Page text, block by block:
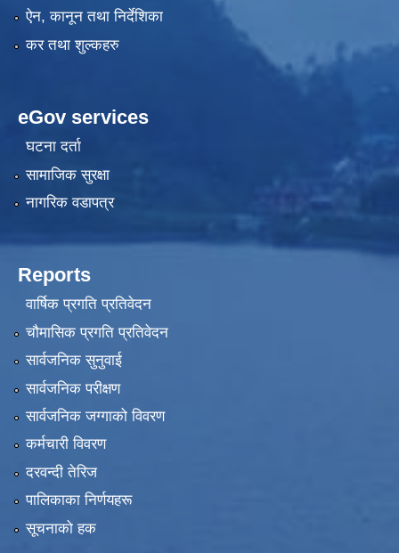
ऐन, कानून तथा निर्देशिका
कर तथा शुल्कहरु
eGov services
घटना दर्ता
सामाजिक सुरक्षा
नागरिक वडापत्र
Reports
वार्षिक प्रगति प्रतिवेदन
चौमासिक प्रगति प्रतिवेदन
सार्वजनिक सुनुवाई
सार्वजनिक परीक्षण
सार्वजनिक जग्गाको विवरण
कर्मचारी विवरण
दरवन्दी तेरिज
पालिकाका निर्णयहरू
सूचनाको हक